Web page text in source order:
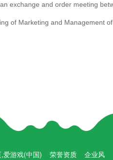
exchange and order meeting
of Marketing and Management
爱游戏(中国) 荣誉资质
企业风